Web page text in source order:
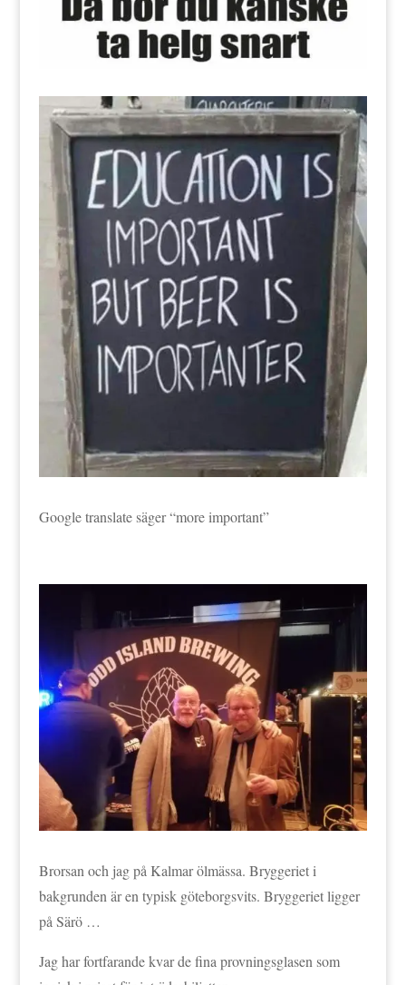
Google translate säger “more important”
Brorsan och jag på Kalmar ölmässa. Bryggeriet i
bakgrunden är en typisk göteborgsvits. Bryggeriet ligger
på Särö …
Jag har fortfarande kvar de fina provningsglasen som